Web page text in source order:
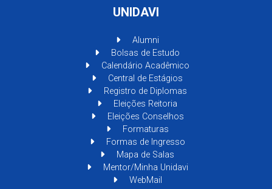
UNIDAVI
Alumni
Bolsas de Estudo
Calendário Acadêmico
Central de Estágios
Registro de Diplomas
Eleições Reitoria
Eleições Conselhos
Formaturas
Formas de Ingresso
Mapa de Salas
Mentor/Minha Unidavi
WebMail